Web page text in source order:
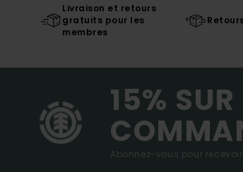
Livraison et retours
gratuits pour les
membres
15%
Abonnez-vous pour